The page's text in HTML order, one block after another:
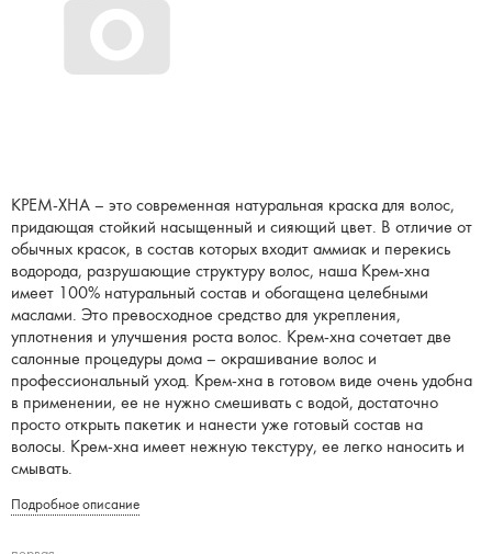
КРЕМ-ХНА – это современная натуральная краска для волос,
придающая стойкий насыщенный и сияющий цвет. В отличие от
обычных красок, в состав которых входит аммиак и перекись
водорода, разрушающие структуру волос, наша Крем-хна
имеет 100% натуральный состав и обогащена целебными
маслами. Это превосходное средство для укрепления,
уплотнения и улучшения роста волос. Крем-хна сочетает две
салонные процедуры дома – окрашивание волос и
профессиональный уход. Крем-хна в готовом виде очень удобна
в применении, ее не нужно смешивать с водой, достаточно
просто открыть пакетик и нанести уже готовый состав на
волосы. Крем-хна имеет нежную текстуру, ее легко наносить и
смывать.
Подробное описание